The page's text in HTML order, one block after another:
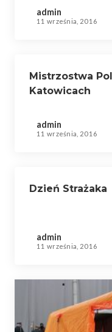
admin
11 września, 2016
Mistrzostwa
Katowicach
admin
11 września, 2016
Dzień Strażaka
admin
11 września, 2016